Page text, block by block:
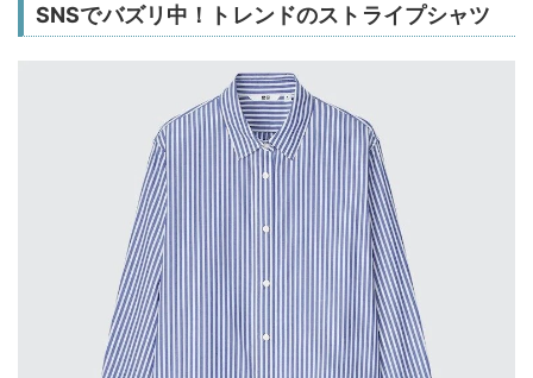
SNSでバズリ中！トレンドのストライプシャツ